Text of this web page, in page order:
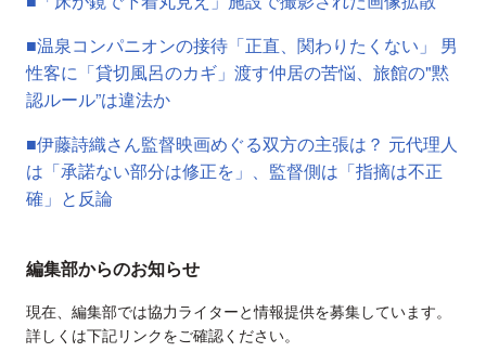
■温泉コンパニオンの接待「正直、関わりたくない」 男
性客に「貸切風呂のカギ」渡す仲居の苦悩、旅館の"黙
認ルール”は違法か
■伊藤詩織さん監督映画めぐる双方の主張は？ 元代理人
は「承諾ない部分は修正を」、監督側は「指摘は不正
確」と反論
編集部からのお知らせ
現在、編集部では協力ライターと情報提供を募集しています。
詳しくは下記リンクをご確認ください。